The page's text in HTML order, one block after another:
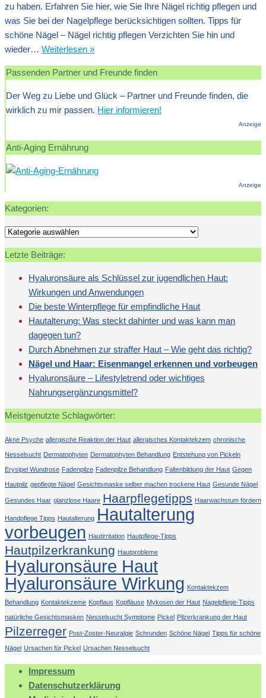
zu haben. Erfahren Sie hier, wie Sie Ihre Nägel richtig pflegen und
was Sie bei der Nagelpflege berücksichtigen sollten. Tipps für
schöne Nägel – Nägel richtig pflegen Verzichten Sie hin und
wieder… Weiterlesen »Nägel
pflegen
–
Tipps
Nägel
Passenden Partner und Freunde finden
Der Weg zu Liebe und Glück – Partner und Freunde finden, die
wirklich zu mir passen. Hier informieren!
Anzeige
Anti-Aging Ernährung
Anzeige
Kategorien:
Kategorien:
Letzte Beiträge:
Hyaluronsäure als Schlüssel zur jugendlichen Haut:
Wirkungen und Anwendungen
Die beste Winterpflege für empfindliche Haut
Hautalterung: Was steckt dahinter und was kann man
dagegen tun?
Durch Abnehmen zur straffer Haut – Wie geht das richtig?
Nägel und Haar: Eisenmangel erkennen und vorbeugen
Hyaluronsäure – Lifestyletrend oder wichtiges
Nahrungsergänzungsmittel?
Meistgenutzte Schlagwörter:
Akne Psyche allergische Reaktion der Haut allergisches Kontaktekzem chronische
Nesselsucht Dermatophyten Dermatophyten Behandlung Entstehung von Pickeln
Erysipel Wundrose Fadenpilze Fadenpilze Behandlung Faltenbildung der Haut Gegen
Hautpilz gepflegte Nägel Gesichtsmaske selber machen trockene Haut Gesunde Nägel
Gesundes Haar glanzlose Haare Haarpflegetipps Haarwachstum fördern
Handpflege Tipps Hautalterung Hautalterung
vorbeugen Hautirritation Hautpflege-Tipps
Hautpilzerkrankung Hautprobleme
Hyaluronsäure Haut
Hyaluronsäure Wirkung Kontaktekzem
Behandlung Kontaktekzeme Kopflaus Kopfläuse Mykosen der Haut Nagelpflege-Tipps
natürliche Gesichtsmasken Nesselsucht Symptome Pickel Pilzerkrankung der Haut
Pilzerreger Post-Zoster-Neuralgie Schrunden Schöne Nägel Tipps für schöne
Nägel Ursachen für Pickel Ursachen Nesselsucht
Impressum
Datenschutzerklärung